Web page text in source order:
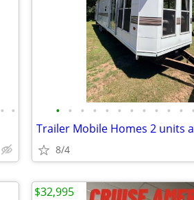
• • • • • • • • • • • • • •
Trailer Mobile Homes 2 units
8/4
$32,995